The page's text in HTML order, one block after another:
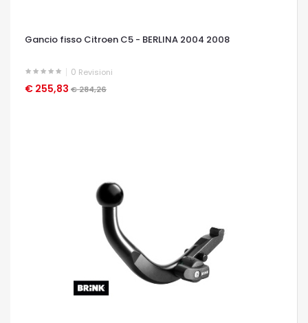
Gancio fisso Citroen C5 - BERLINA 2004 2008
0 Revisioni
€ 255,83 € 284,26
OCCHIATA VELOCE